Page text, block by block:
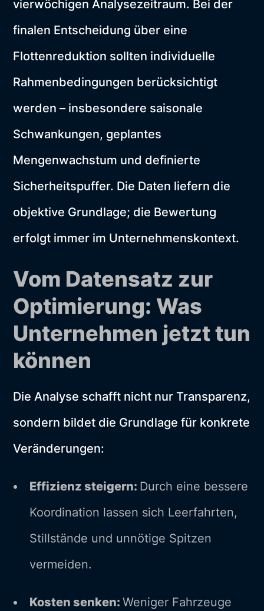
vierwöchigen Analysezeitraum. Bei der
finalen Entscheidung über eine
Flottenreduktion sollten individuelle
Rahmenbedingungen berücksichtigt
werden – insbesondere saisonale
Schwankungen, geplantes
Mengenwachstum und definierte
Sicherheitspuffer. Die Daten liefern die
objektive Grundlage; die Bewertung
erfolgt immer im Unternehmenskontext.
Vom Datensatz zur
Optimierung: Was
Unternehmen jetzt tun
können
Die Analyse schafft nicht nur Transparenz,
sondern bildet die Grundlage für konkrete
Veränderungen:
Effizienz steigern: Durch eine bessere
Koordination lassen sich Leerfahrten,
Stillstände und unnötige Spitzen
vermeiden.
Kosten senken:Weniger Fahrzeuge